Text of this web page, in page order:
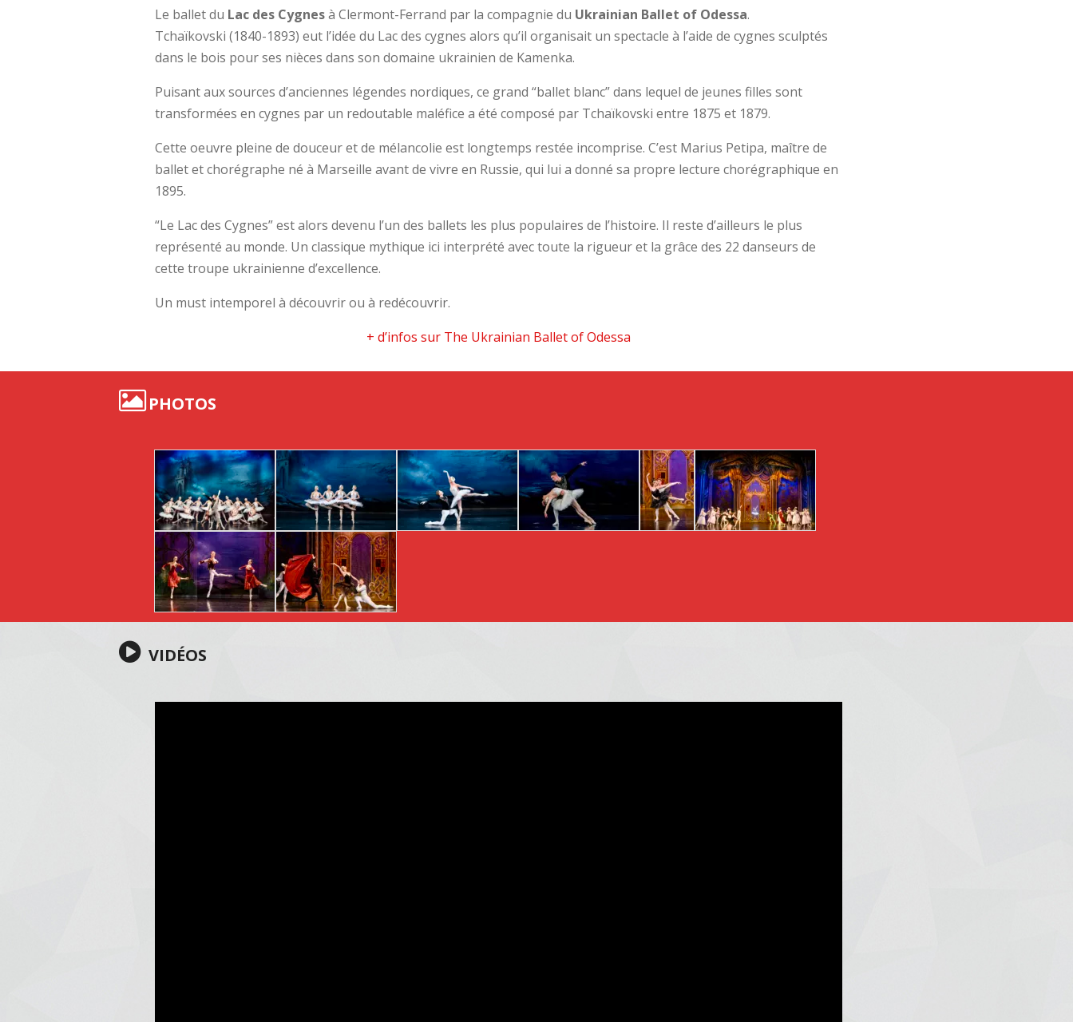
Le ballet du Lac des Cygnesà Clermont-Ferrand par la compagnie du Ukrainian Ballet of Odessa.
Tchaïkovski (1840-1893) eut l’idée du Lac des cygnes alors qu’il organisait un spectacle à l’aide de cygnes sculptés
dans le bois pour ses nièces dans son domaine ukrainien de Kamenka.
Puisant aux sources d’anciennes légendes nordiques, ce grand “ballet blanc” dans lequel de jeunes filles sont
transformées en cygnes par un redoutable maléfice a été composé par Tchaïkovski entre 1875 et 1879.
Cette oeuvre pleine de douceur et de mélancolie est longtemps restée incomprise. C’est Marius Petipa, maître de
ballet et chorégraphe né à Marseille avant de vivre en Russie, qui lui a donné sa propre lecture chorégraphique en
1895.
“Le Lac des Cygnes” est alors devenu l’un des ballets les plus populaires de l’histoire. Il reste d’ailleurs le plus
représenté au monde. Un classique mythique ici interprété avec toute la rigueur et la grâce des 22 danseurs de
cette troupe ukrainienne d’excellence.
Un must intemporel à découvrir ou à redécouvrir.
+ d’infos sur The Ukrainian Ballet of Odessa
PHOTOS
VIDÉOS